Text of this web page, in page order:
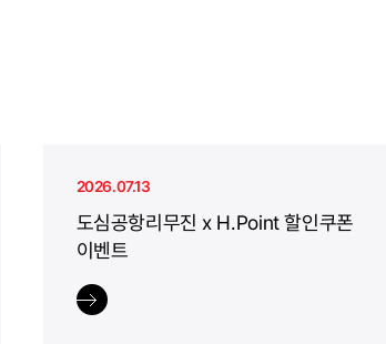
2026.07.13
도심공항리무진 x H.Point 할인쿠폰
이벤트